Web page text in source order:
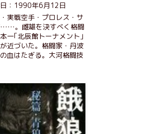
：1990年6月12日
実戦空手・プロレス・サ
……。雌雄を決すべく格闘
一｢北辰館トーナメント｣
近づいた。格闘家・丹波
血はたぎる。大河格闘技